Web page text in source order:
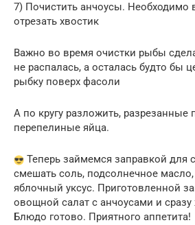
7) Почистить анчоусы. Необходимо
отрезать хвостик
Важно во время очистки рыбы
не распалась, а осталась будто бы
рыбку поверх фасоли
А по кругу разложить, разрезанные
перепелиные яйца.
Теперь займемся заправкой для
смешать соль, подсолнечное масло,
яблочный уксус. Приготовленной
овощной салат с анчоусами и сразу
Блюдо готово. Приятного аппетита!